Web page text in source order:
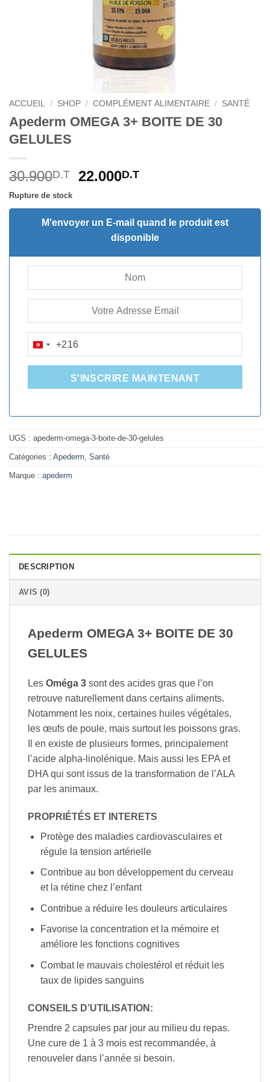
ACCUEIL / SHOP / COMPLÉMENT ALIMENTAIRE / SANTÉ
Apederm OMEGA 3+ BOITE DE 30
GELULES
30.900D.T
Le
initial
était :
30.900D.T.
22.000D.TLe
actuel
est :
22.000D.T.
Rupture de stock
M'envoyer un E-mail quand le produit est
disponible
TUNISIA
+216
+216
S'INSCRIRE MAINTENANT
UGS : apederm-omega-3-boite-de-30-gelules
Catégories : Apederm, Santé
Marque : apederm
DESCRIPTION
AVIS (0)
Apederm OMEGA 3+ BOITE DE 30
GELULES
Les Oméga 3 sont des acides gras que l’on
retrouve naturellement dans certains aliments.
Notamment les noix, certaines huiles végétales,
les œufs de poule, mais surtout les poissons gras.
Il en existe de plusieurs formes, principalement
l’acide alpha-linolénique. Mais aussi les EPA et
DHA qui sont issus de la transformation de l’ALA
par les animaux.
PROPRIÉTÉS ET INTERETS
Protège des maladies cardiovasculaires et
régule la tension artérielle
Contribue au bon développement du cerveau
et la rétine chez l’enfant
Contribue a réduire les douleurs articulaires
Favorise la concentration et la mémoire et
améliore les fonctions cognitives
Combat le mauvais cholestérol et réduit les
taux de lipides sanguins
CONSEILS D’UTILISATION:
Prendre 2 capsules par jour au milieu du repas.
Une cure de 1 à 3 mois est recommandée, à
renouveler dans l’année si besoin.